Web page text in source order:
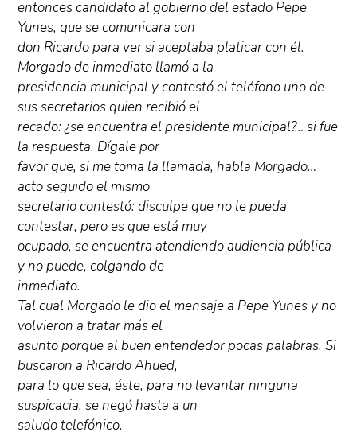
entonces candidato al gobierno del estado Pepe
Yunes, que se comunicara con
don Ricardo para ver si aceptaba platicar con él.
Morgado de inmediato llamó a la
presidencia municipal y contestó el teléfono uno de
sus secretarios quien recibió el
recado: ¿se encuentra el presidente municipal?… si fue
la respuesta. Dígale por
favor que, si me toma la llamada, habla Morgado…
acto seguido el mismo
secretario contestó: disculpe que no le pueda
contestar, pero es que está muy
ocupado, se encuentra atendiendo audiencia pública
y no puede, colgando de
inmediato.
Tal cual Morgado le dio el mensaje a Pepe Yunes y no
volvieron a tratar más el
asunto porque al buen entendedor pocas palabras. Si
buscaron a Ricardo Ahued,
para lo que sea, éste, para no levantar ninguna
suspicacia, se negó hasta a un
saludo telefónico.